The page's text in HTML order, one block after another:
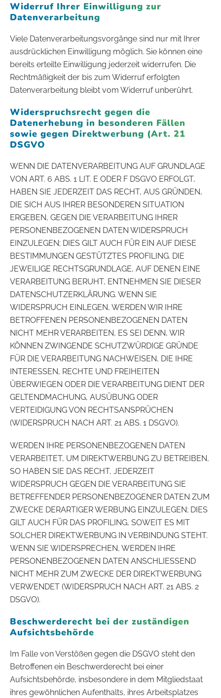
Widerruf Ihrer Einwilligung zur
Datenverarbeitung
Viele Datenverarbeitungsvorgänge sind nur mit Ihrer
ausdrücklichen Einwilligung möglich. Sie können eine
bereits erteilte Einwilligung jederzeit widerrufen. Die
Rechtmäßigkeit der bis zum Widerruf erfolgten
Datenverarbeitung bleibt vom Widerruf unberührt.
Widerspruchsrecht gegen die
Datenerhebung in besonderen Fällen
sowie gegen Direktwerbung (Art. 21
DSGVO
WENN DIE DATENVERARBEITUNG AUF GRUNDLAGE
VON ART. 6 ABS. 1 LIT. E ODER F DSGVO ERFOLGT,
HABEN SIE JEDERZEIT DAS RECHT, AUS GRÜNDEN,
DIE SICH AUS IHRER BESONDEREN SITUATION
ERGEBEN, GEGEN DIE VERARBEITUNG IHRER
PERSONENBEZOGENEN DATEN WIDERSPRUCH
EINZULEGEN; DIES GILT AUCH FÜR EIN AUF DIESE
BESTIMMUNGEN GESTÜTZTES PROFILING. DIE
JEWEILIGE RECHTSGRUNDLAGE, AUF DENEN EINE
VERARBEITUNG BERUHT, ENTNEHMEN SIE DIESER
DATENSCHUTZERKLÄRUNG. WENN SIE
WIDERSPRUCH EINLEGEN, WERDEN WIR IHRE
BETROFFENEN PERSONENBEZOGENEN DATEN
NICHT MEHR VERARBEITEN, ES SEI DENN, WIR
KÖNNEN ZWINGENDE SCHUTZWÜRDIGE GRÜNDE
FÜR DIE VERARBEITUNG NACHWEISEN, DIE IHRE
INTERESSEN, RECHTE UND FREIHEITEN
ÜBERWIEGEN ODER DIE VERARBEITUNG DIENT DER
GELTENDMACHUNG, AUSÜBUNG ODER
VERTEIDIGUNG VON RECHTSANSPRÜCHEN
(WIDERSPRUCH NACH ART. 21 ABS. 1 DSGVO).
WERDEN IHRE PERSONENBEZOGENEN DATEN
VERARBEITET, UM DIREKTWERBUNG ZU BETREIBEN,
SO HABEN SIE DAS RECHT, JEDERZEIT
WIDERSPRUCH GEGEN DIE VERARBEITUNG SIE
BETREFFENDER PERSONENBEZOGENER DATEN ZUM
ZWECKE DERARTIGER WERBUNG EINZULEGEN; DIES
GILT AUCH FÜR DAS PROFILING, SOWEIT ES MIT
SOLCHER DIREKTWERBUNG IN VERBINDUNG STEHT.
WENN SIE WIDERSPRECHEN, WERDEN IHRE
PERSONENBEZOGENEN DATEN ANSCHLIESSEND
NICHT MEHR ZUM ZWECKE DER DIREKTWERBUNG
VERWENDET (WIDERSPRUCH NACH ART. 21 ABS. 2
DSGVO).
Beschwerde­recht bei der zuständigen
Aufsichts­behörde
Im Falle von Verstößen gegen die DSGVO steht den
Betroffenen ein Beschwerderecht bei einer
Aufsichtsbehörde, insbesondere in dem Mitgliedstaat
ihres gewöhnlichen Aufenthalts, ihres Arbeitsplatzes